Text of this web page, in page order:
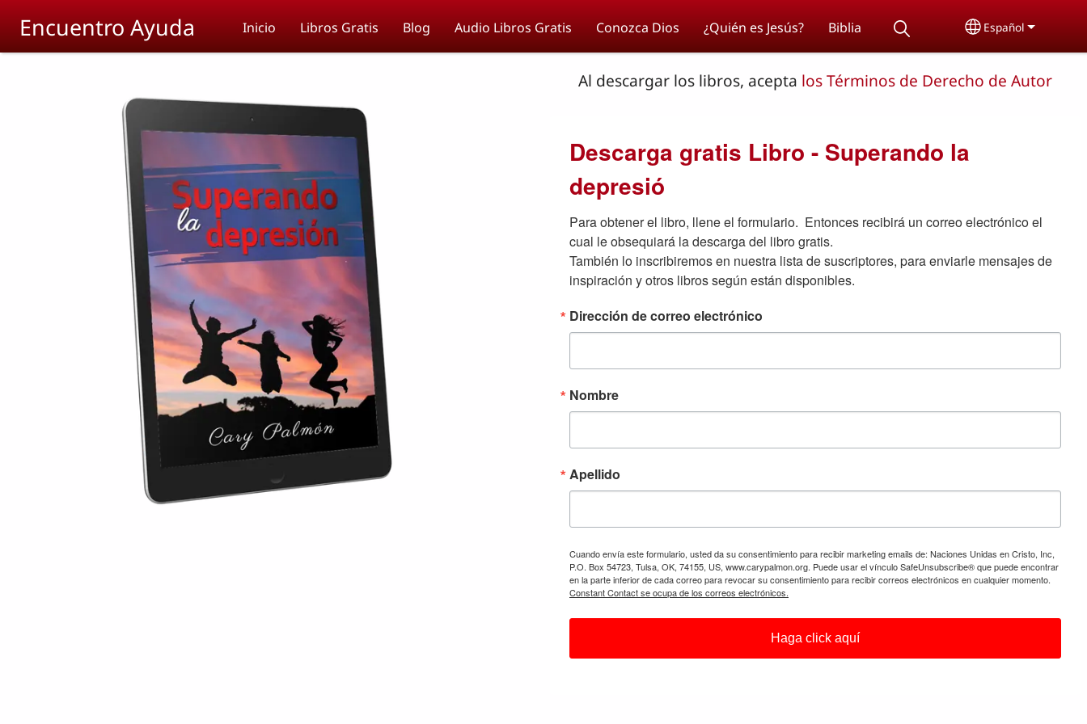
Encuentro Ayuda Inicio Libros Gratis Blog Audio Libros Gratis Conozca Dios ¿Quién es Jesús? Biblia Select your
Español
Al descargar los libros, acepta los Términos de Derecho de Autor